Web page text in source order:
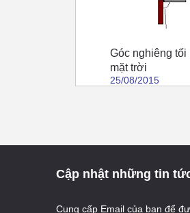
Góc nghiêng tối
mặt trời
25/08/2015
Cập nhật những tin
Cung cấp Email của bạn để